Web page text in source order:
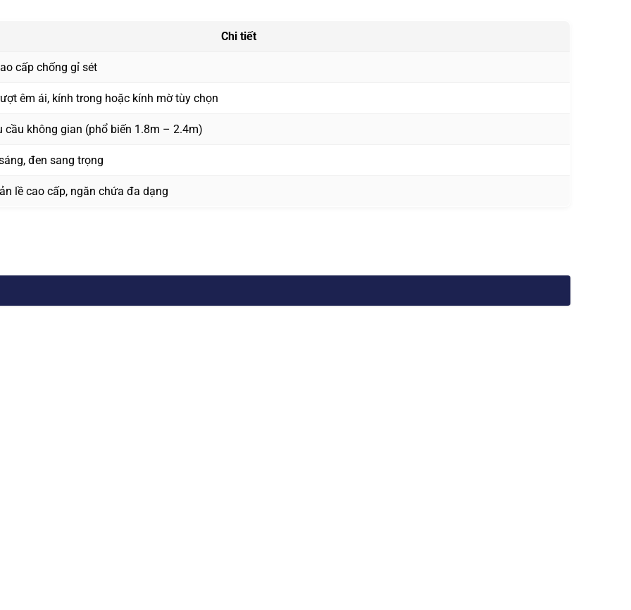
Chi tiết
cấp chống gỉ sét
êm ái, kính trong hoặc kính mờ tùy chọn
cầu không gian (phổ biến 1.8m – 2.4m)
đen sang trọng
lề cao cấp, ngăn chứa đa dạng